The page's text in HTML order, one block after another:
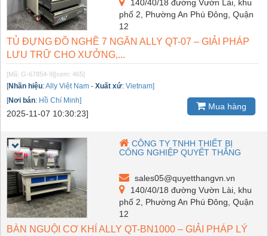
140/40/18 đường Vườn Lài, khu
phố 2, Phường An Phú Đông, Quận
12
TỦ ĐỰNG ĐỒ NGHỀ 7 NGĂN ALLY QT-07 – GIẢI PHÁP
LƯU TRỮ CHO XƯỞNG,...
[Mã: G-67854-9][xem: 465]
[Nhãn hiệu:Ally Việt Nam - Xuất xứ: Vietnam]
[Nơi bán: Hồ Chí Minh]
2025-11-07 10:30:23]
Mua hàng
CÔNG TY TNHH THIẾT BỊ
CÔNG NGHIỆP QUYẾT THẮNG
sales05@quyetthangvn.vn
140/40/18 đường Vườn Lài, khu
phố 2, Phường An Phú Đông, Quận
12
BÀN NGUỘI CƠ KHÍ ALLY QT-BN1000 – GIẢI PHÁP LÝ